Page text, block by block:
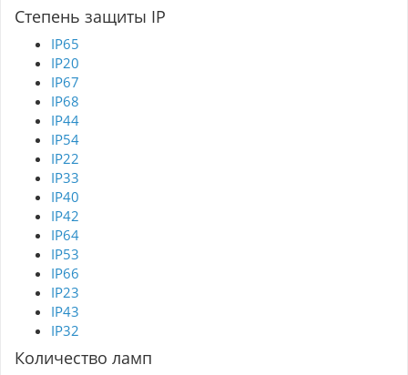
Степень защиты IP
IP65
IP20
IP67
IP68
IP44
IP54
IP22
IP33
IP40
IP42
IP64
IP53
IP66
IP23
IP43
IP32
Количество ламп